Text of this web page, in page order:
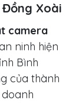
Xoài
camera
ninh hiện
Bình
của thành